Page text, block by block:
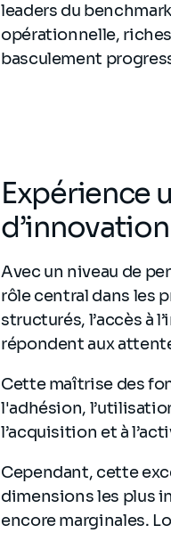
leaders du
opérationnelle,
basculement
Expérience
d’innovation
Avec un niveau de
rôle central dans les
structurés, l’accès à
répondent aux
Cette maîtrise des
l'adhésion,
l’acquisition et à
Cependant, cette
dimensions les plus
encore marginales.